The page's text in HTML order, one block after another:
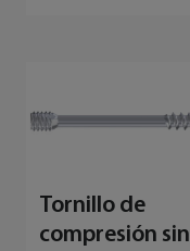
Tornillo de
compresión sin